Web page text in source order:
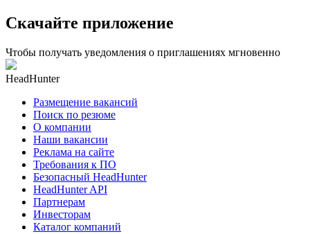
Скачайте приложение
Чтобы получать уведомления о приглашениях мгновенно
HeadHunter
Размещение вакансий
Поиск по резюме
О компании
Наши вакансии
Реклама на сайте
Требования к ПО
Безопасный HeadHunter
HeadHunter API
Партнерам
Инвесторам
Каталог компаний